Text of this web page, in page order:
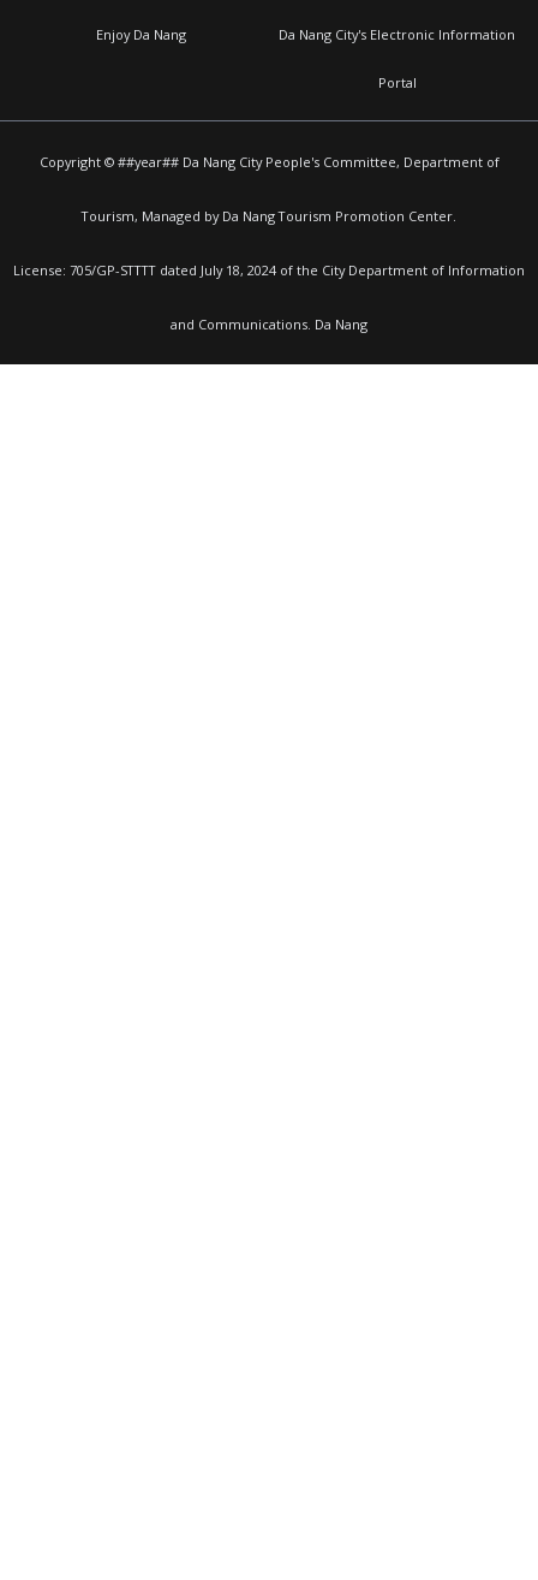
Enjoy Da Nang Da Nang City's Electronic Information
Portal
Copyright © ##year## Da Nang City People's Committee, Department of
Tourism, Managed by Da Nang Tourism Promotion Center.
License: 705/GP-STTTT dated July 18, 2024 of the City Department of Information
and Communications. Da Nang